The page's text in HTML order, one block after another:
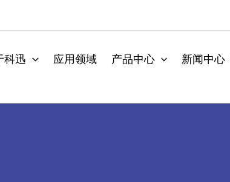
科迅 应用领域 产品中心 新闻中心